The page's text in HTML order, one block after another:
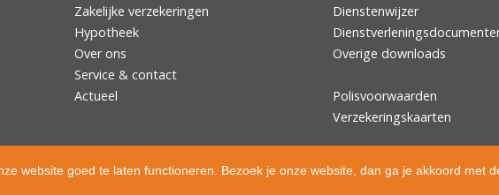
website goed te laten functioneren. Bezoek je onze website, dan ga je akkoord met
Zakelijke verzekeringen
Hypotheek
Over ons
Service & contact
Actueel
Dienstenwijzer
Overige downloads
Polisvoorwaarden
Verzekeringskaarten